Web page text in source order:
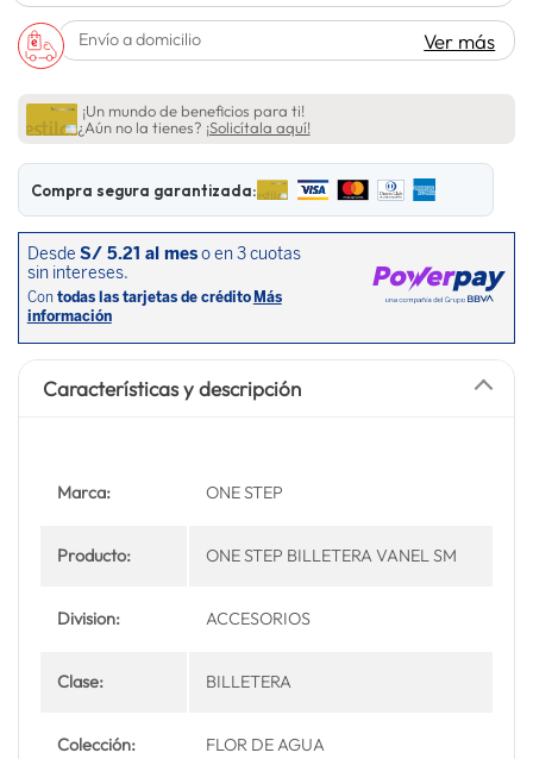
Envío a domicilio Ver más
¡Un mundo de beneficios para ti!
¿Aún no la tienes? ¡Solicítala aquí!
Compra segura garantizada:
Características y descripción
Marca: ONE STEP
Producto: ONE STEP BILLETERA VANEL SM
Division: ACCESORIOS
Clase: BILLETERA
Colección: FLOR DE AGUA